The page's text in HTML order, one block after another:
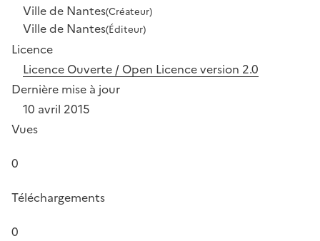
Ville de Nantes(Créateur)
Ville de Nantes(Éditeur)
Licence
Licence Ouverte / Open Licence version 2.0
Dernière mise à jour
10 avril 2015
Vues
0
Téléchargements
0